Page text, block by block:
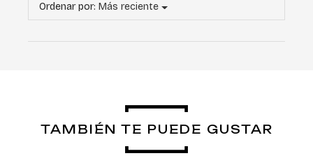
Ordenar por: Más reciente
TAMBIÉN TE PUEDE GUSTAR